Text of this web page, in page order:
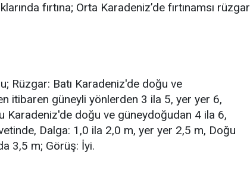
fırtına; Orta Karadeniz’de fırtınamsı rüzgar
Rüzgar: Batı Karadeniz'de doğu ve
itibaren güneyli yönlerden 3 ila 5, yer yer 6,
Karadeniz'de doğu ve güneydoğudan 4 ila 6,
Dalga: 1,0 ila 2,0 m, yer yer 2,5 m, Doğu
3,5 m; Görüş: İyi.